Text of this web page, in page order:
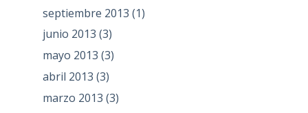
septiembre 2013 (1)
junio 2013 (3)
mayo 2013 (3)
abril 2013 (3)
marzo 2013 (3)